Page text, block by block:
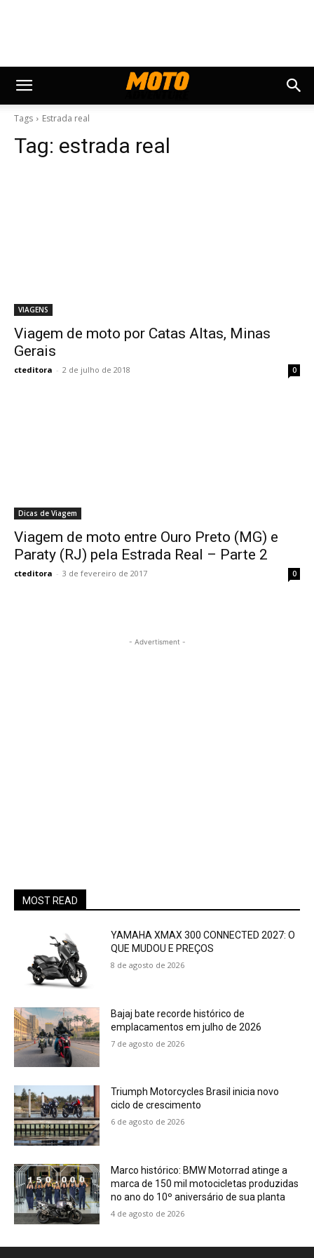
Tags Estrada real
Tag: estrada real
VIAGENS
Viagem de moto por Catas Altas, Minas
Gerais
cteditora - 2 de julho de 2018 0
Dicas de Viagem
Viagem de moto entre Ouro Preto (MG) e
Paraty (RJ) pela Estrada Real – Parte 2
cteditora - 3 de fevereiro de 2017 0
- Advertisment -
MOST READ
YAMAHA XMAX 300 CONNECTED 2027: O
QUE MUDOU E PREÇOS
8 de agosto de 2026
Bajaj bate recorde histórico de
emplacamentos em julho de 2026
7 de agosto de 2026
Triumph Motorcycles Brasil inicia novo
ciclo de crescimento
6 de agosto de 2026
Marco histórico: BMW Motorrad atinge a
marca de 150 mil motocicletas produzidas
no ano do 10º aniversário de sua planta
4 de agosto de 2026